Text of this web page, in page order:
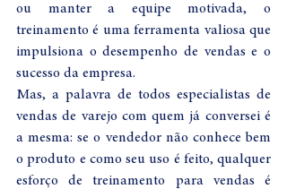
ou manter a equipe motivada, o
treinamento é uma ferramenta valiosa que
impulsiona o desempenho de vendas e o
sucesso da empresa.
Mas, a palavra de todos especialistas de
vendas de varejo com quem já conversei é
a mesma: se o vendedor não conhece bem
o produto e como seu uso é feito, qualquer
esforço de treinamento para vendas é